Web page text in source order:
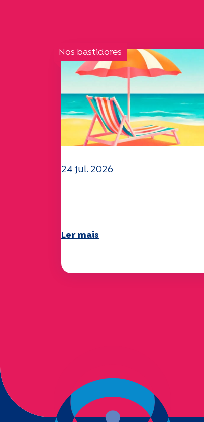
Nos bastidores
24 jul. 2026
Ler mais